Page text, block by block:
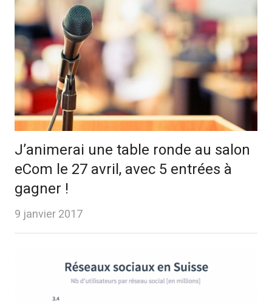
J’animerai une table ronde au salon
eCom le 27 avril, avec 5 entrées à
gagner !
9 janvier 2017